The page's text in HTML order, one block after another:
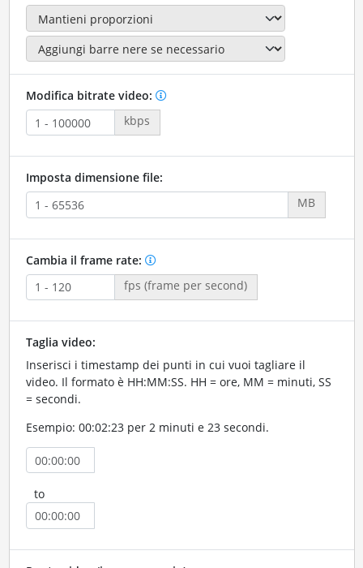
Modifica bitrate video:
kbps
Imposta dimensione file:
MB
Cambia il frame rate:
fps (frame per second)
Taglia video:
Inserisci i timestamp dei punti in cui vuoi tagliare il
video. Il formato è HH:MM:SS. HH = ore, MM = minuti, SS
= secondi.
Esempio: 00:02:23 per 2 minuti e 23 secondi.
to